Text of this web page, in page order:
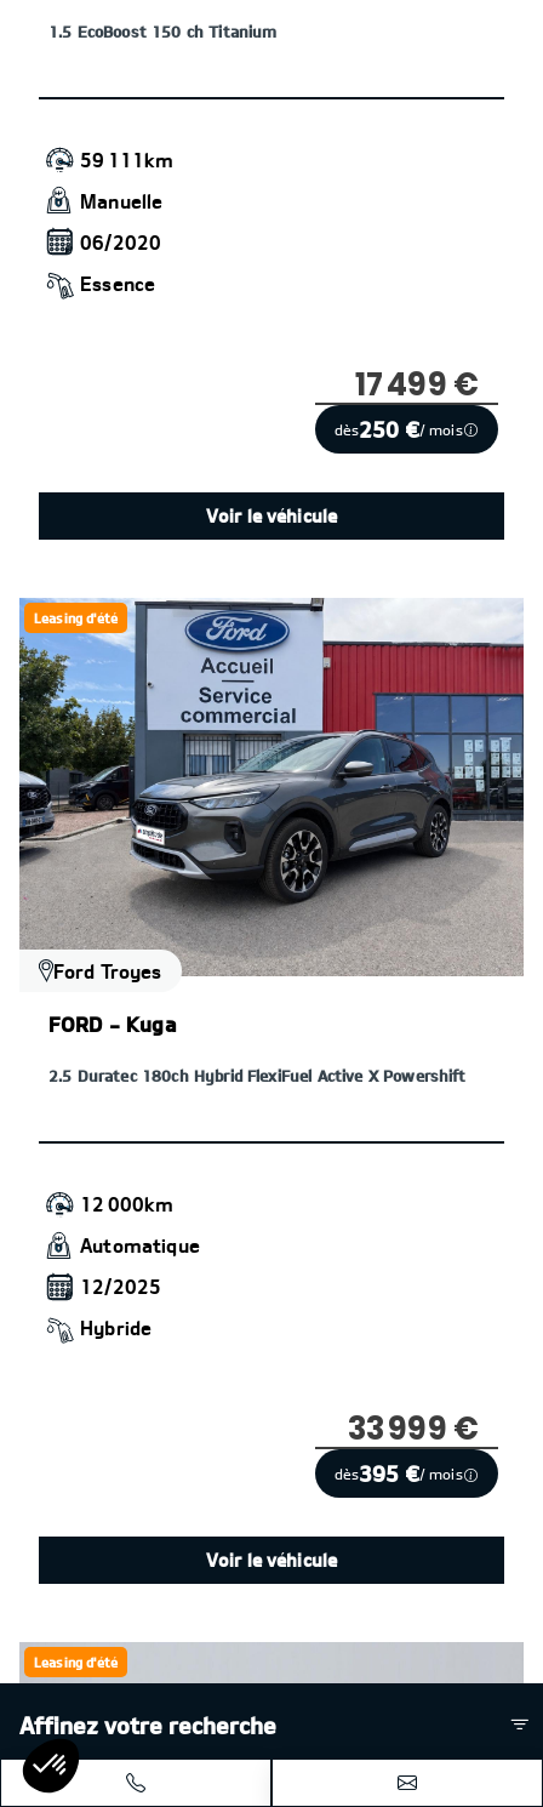
Affinez votre recherche
1.5 EcoBoost 150 ch Titanium
59 111km
Manuelle
06/2020
Essence
17 499 €
dès250 €/ mois
Voir le véhicule
Leasing d'été
Ford Troyes
FORD - Kuga
2.5 Duratec 180ch Hybrid FlexiFuel Active X Powershift
12 000km
Automatique
12/2025
Hybride
33 999 €
dès395 €/ mois
Voir le véhicule
Leasing d'été